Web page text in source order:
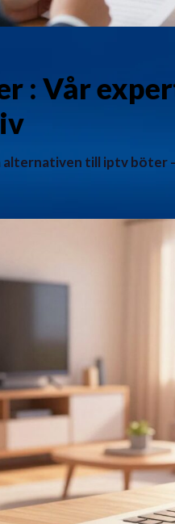
: Vår
alternativen till iptv böter​